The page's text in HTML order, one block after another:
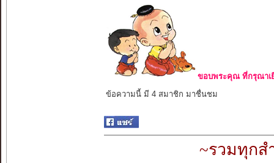
ขอบพระคุณ ที่กรุณาเ
ข้อความนี้ มี 4 สมาชิก มาชื่นชม
~รวมทุกส